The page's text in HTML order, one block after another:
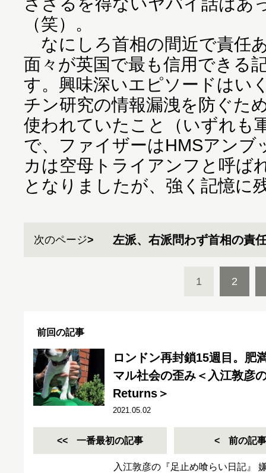
（笑）。
なにしろ首相の間近で責任
面々が英国で最も信用できる
す。興味深いエピソードはい
チン研究の情報漏洩を防ぐた
使われていたこと（いずれも
で、ファイザーはHMSアンブ
カは空母トライアンフと呼ば
となりましたが、強く記憶に
次のページ 左派、右派問わず首相の責
1 2
前回の記事
ロンドン再封鎖15週目。肥
マル社会の歪み＜入江敦彦
Returns＞
2021.05.02
一番最初の記事 前の記事
入江敦彦の『足止め喰らい日記』